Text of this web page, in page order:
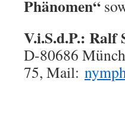
Phänomen“
V.i.S.d.P.: Ralf
D-80686
75, Mail: